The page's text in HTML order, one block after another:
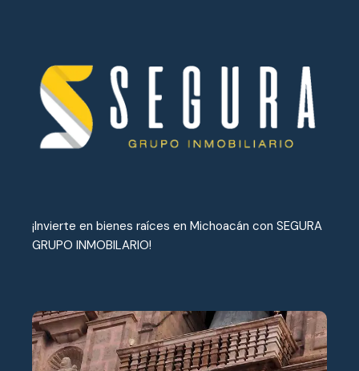
¡Invierte en bienes raíces en Michoacán con SEGURA
GRUPO INMOBILARIO!